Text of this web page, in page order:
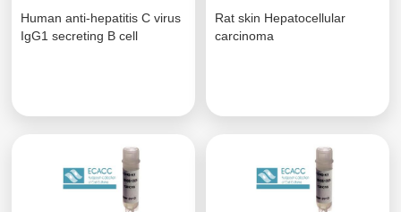
Human anti-hepatitis C virus
IgG1 secreting B cell
Rat skin Hepatocellular
carcinoma